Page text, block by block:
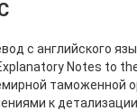
с английского
Notes to
таможенной
к